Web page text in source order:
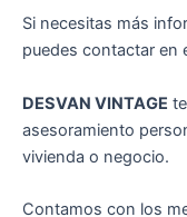
Si necesitas más
puedes contactar en
DESVAN VINTAGE
asesoramiento
vivienda o negocio.
Contamos con los